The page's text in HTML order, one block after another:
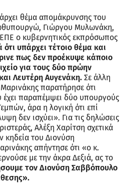
θέμα απομάκρυνσης του
Γιώργου Μυλωνάκη,
ο κυβερνητικός εκπρόσωπος
υπάρχει τέτοιο θέμα και
πως δεν προέκυψε κάποιο
για τους δύο πρώην
Λευτέρη Αυγενάκη. Σε άλλη
παρατήρησε ότι
παραπέμψει δύο υπουργούς
άρα η λογική ότι επί
δεν ισχύει». Για τις δηλώσεις
Αλέξη Χαρίτση σχετικά
κηδεία του Διονύση
απήντησε ότι «ο κ.
με την άκρα Δεξιά, ας το
τον Διονύση Σαββόπουλο